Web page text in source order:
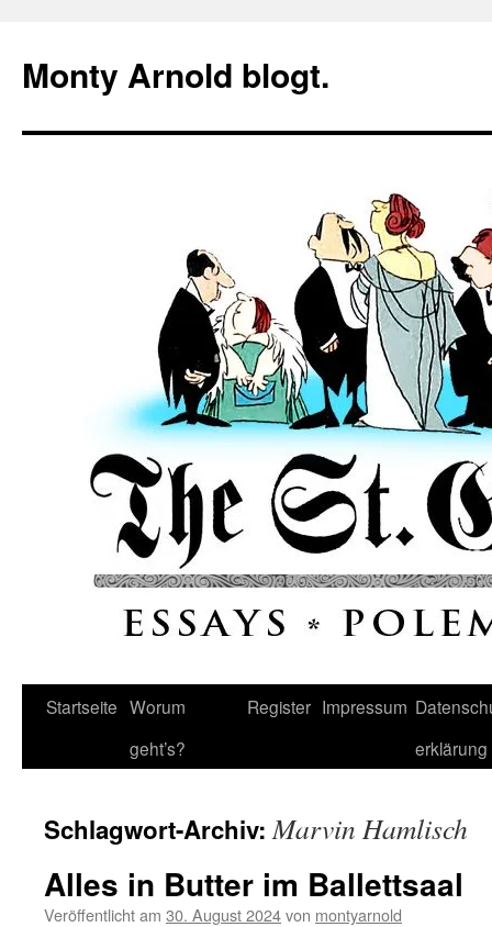
springen
Monty Arnold blogt.
Startseite Worum
geht’s?
Register Impressum
erklärung
Schlagwort-Archiv:Marvin Hamlisch
Alles in Butter im Ballettsaal
Veröffentlicht am 30. August 2024von montyarnold